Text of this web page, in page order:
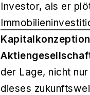
Investor, als er
der Lage, nicht
dieses